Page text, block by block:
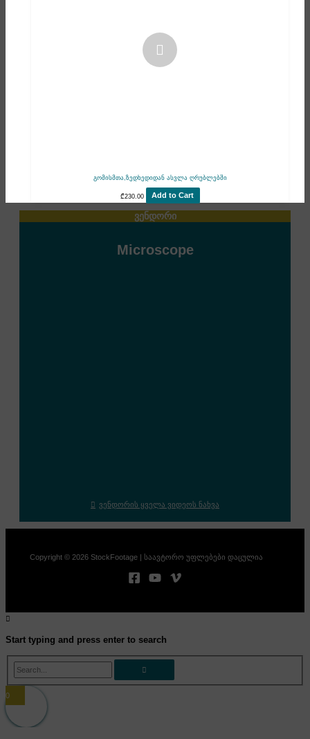
გომისმთა,ზედხედიდან ასვლა ღრუბლებში
₾230.00 Add to Cart
ვენდორი
Microscope
ვენდორის ყველა ვიდეოს ნახვა
Copyright © 2026 StockFootage | საავტორო უფლებები დაცულია
Start typing and press enter to search
Search...
0